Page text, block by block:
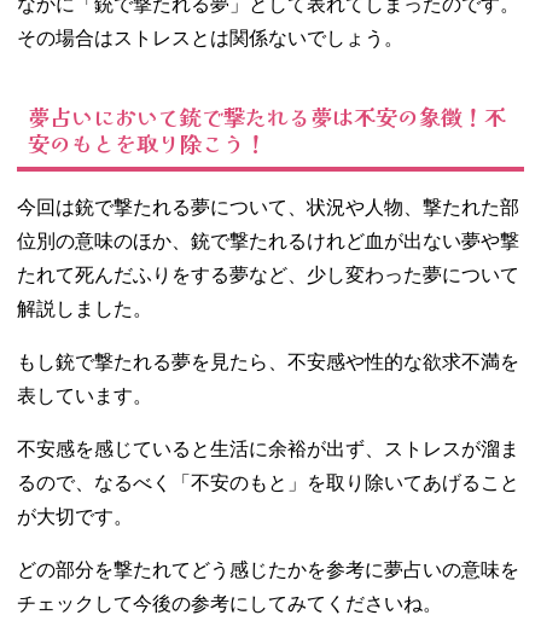
なかに「銃で撃たれる夢」として表れてしまったのです。
その場合はストレスとは関係ないでしょう。
夢占いにおいて銃で撃たれる夢は不安の象徴！不
安のもとを取り除こう！
今回は銃で撃たれる夢について、状況や人物、撃たれた部
位別の意味のほか、銃で撃たれるけれど血が出ない夢や撃
たれて死んだふりをする夢など、少し変わった夢について
解説しました。
もし銃で撃たれる夢を見たら、不安感や性的な欲求不満を
表しています。
不安感を感じていると生活に余裕が出ず、ストレスが溜ま
るので、なるべく「不安のもと」を取り除いてあげること
が大切です。
どの部分を撃たれてどう感じたかを参考に夢占いの意味を
チェックして今後の参考にしてみてくださいね。